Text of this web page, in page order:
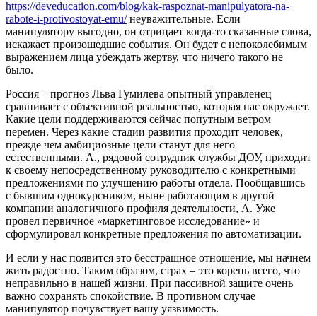
https://deveducation.com/blog/kak-raspoznat-manipulyatora-na-
rabote-i-protivostoyat-emu/неуважительные. Если
манипулятору выгодно, он отрицает когда-то сказанные слова,
искажает произошедшие события. Он будет с непоколебимым
выражением лица убеждать жертву, что ничего такого не
было.
Россия – прогноз Льва Гумилева опытный управленец
сравнивает с объективной реальностью, которая нас окружает.
Какие цели поддерживаются сейчас попутным ветром
перемен. Через какие стадии развития проходит человек,
прежде чем амбициозные цели станут для него
естественными. А., рядовой сотрудник службы ДОУ, приходит
к своему непосредственному руководителю с конкретными
предложениями по улучшению работы отдела. Пообщавшись
с бывшим однокурсником, ныне работающим в другой
компании аналогичного профиля деятельности, А. Уже
провел первичное «маркетинговое исследование» и
сформулировал конкретные предложения по автоматизации.
И если у нас появится это бесстрашное отношение, мы начнем
жить радостно. Таким образом, страх – это корень всего, что
неправильно в нашей жизни. При пассивной защите очень
важно сохранять спокойствие. В противном случае
манипулятор почувствует вашу уязвимость.